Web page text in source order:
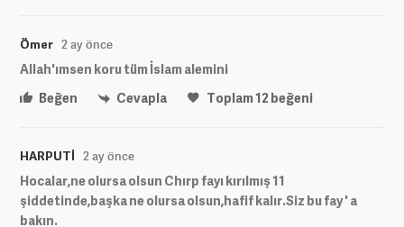
Ömer 2 ay önce
Allah'ımsen koru tüm İslam alemini
Beğen
Cevapla Toplam12beğeni
HARPUTİ 2 ay önce
Hocalar,ne olursa olsun Chırp fayı kırılmış 11
şiddetinde,başka ne olursa olsun,hafif kalır.Siz bu fay ' a
bakın.